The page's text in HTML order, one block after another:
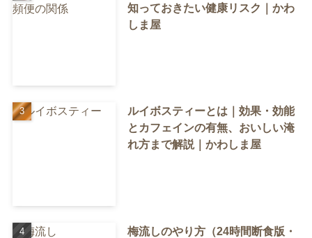
知っておきたい健康リスク｜かわ
しま屋
ルイボスティーとは｜効果・効能
とカフェインの有無、おいしい淹
れ方まで解説｜かわしま屋
梅流しのやり方（24時間断食版・